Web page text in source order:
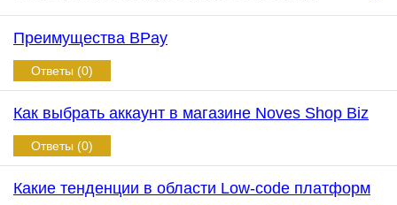
Преимущества BPay
Ответы (0)
Как выбрать аккаунт в магазине Noves Shop Biz
Ответы (0)
Какие тенденции в области Low-code платформ